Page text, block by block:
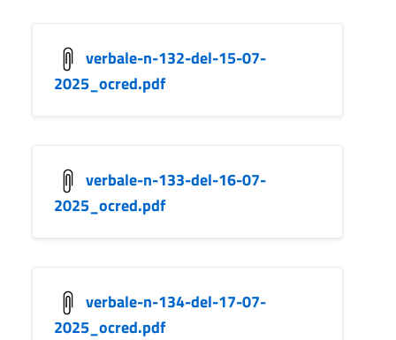
verbale-n-132-del-15-07-
2025_ocred.pdf
verbale-n-133-del-16-07-
2025_ocred.pdf
verbale-n-134-del-17-07-
2025_ocred.pdf